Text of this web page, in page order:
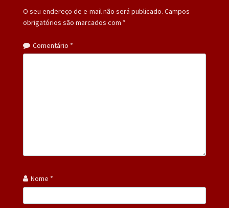
O seu endereço de e-mail não será publicado. Campos
obrigatórios são marcados com *
Comentário *
Nome *